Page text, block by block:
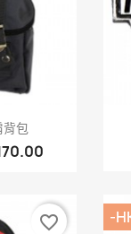
背包
favorite_border -